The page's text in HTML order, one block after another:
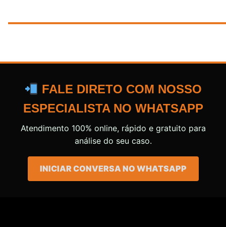
FALE DIRETO COM NOSSO
ESPECIALISTA NO WHATSAPP
Atendimento 100% online, rápido e gratuito para
análise do seu caso.
INICIAR CONVERSA NO WHATSAPP